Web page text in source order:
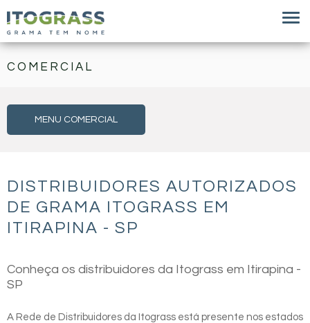
COMERCIAL
MENU COMERCIAL
DISTRIBUIDORES AUTORIZADOS
DE GRAMA ITOGRASS EM
ITIRAPINA - SP
Conheça os distribuidores da Itograss em Itirapina -
SP
A Rede de Distribuidores da Itograss está presente nos estados